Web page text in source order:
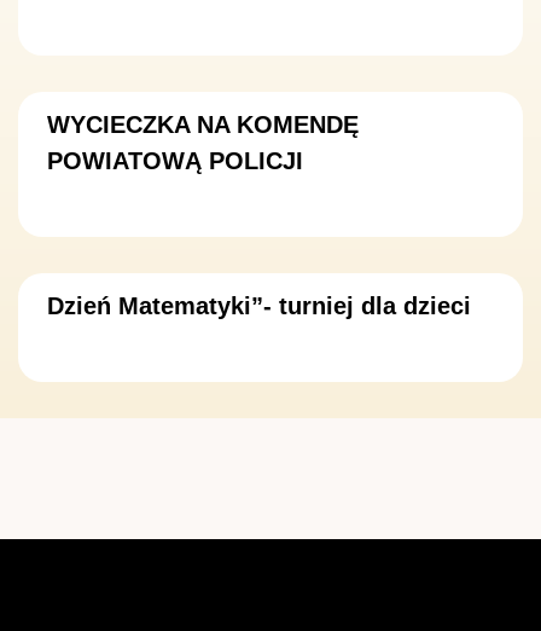
WYCIECZKA NA KOMENDĘ
POWIATOWĄ POLICJI
Dzień Matematyki”- turniej dla dzieci